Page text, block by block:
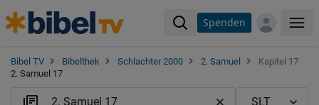
Spenden
Bibel TV Bibelthek Schlachter 2000 2. Samuel
Kapitel 17
2. Samuel 17